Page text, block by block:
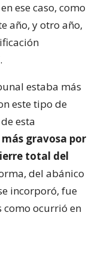
ese caso, como
año, y otro año,
estaba más
este tipo de
esta
gravosa por
total del
del abánico
incorporó, fue
como ocurrió en